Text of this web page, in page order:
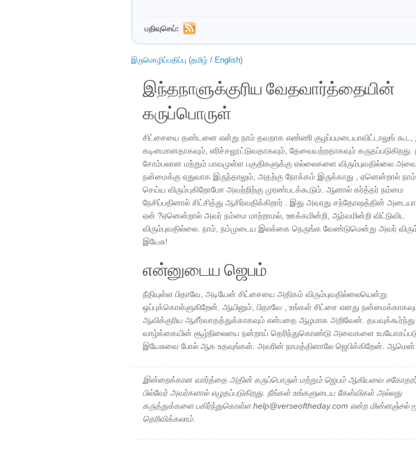
பதிவுசெய்:
இருமொழிப்பதிப்பு (தமிழ் / English)
இந்தநாளுக்குரிய வேதவார்த்தையின்
கருப்பொருள்
சிட்சையை தண்டனை என்று நாம் தவறாக எண்ணி குழப்பமடையாவிட்டாலுங் கூட,
கடினமானதாகவும், எரிச்சலூட்டுவதாகவும், தேவையற்றதாகவும் கருதப்படுகிறது.
சோம்பலான மற்றும் பாவமுள்ள பகுதிகளுக்கு எல்லைகளை விரும்புவதில்லை
நன்மைக்கு ஏதுவாக இருந்தாலும், அதற்கு நோக்கம் இருக்காது , ஏனென்றால்
செய்ய விரும்புகிறோமோ அவற்றிற்கு முரண்படக்கூடும். ஆனால் கர்த்தர் நம்மை
நேசிப்பதினால் சிட்சித்து ஆசிர்வதிக்கிறார் . இது அவரது சந்தோஷத்தின்
ஏன் ?ஏனென்றால் அவர் நம்மை மாற்றாமல், ஊக்கமின்றி, ஆர்வமின்றி விட்டுவிட
விரும்புவதில்லை. நாம், நம்முடைய இலக்கை நெருங்க வேண்டுமென்று அவர்
இயேசு!
என்னுடைய ஜெபம்
நீதியுள்ள பிதாவே, அடியேன் சிட்சையை அதிகம் விரும்புவதில்லையென்று
ஒப்புக்கொள்ளுகிறேன். ஆயினும், பிதாவே , உங்கள் சிட்சை எனது
ஆவிக்குரிய ஆசீர்வாதத்துக்காகவும் என்பதை ஆழமாக அறிவேன். தயவுக்கூர்ந்து
வாழ்க்கையின் சூழ்நிலையை நன்றாய் தெரிந்துகொண்டு அவைகளை
இயேசுவை போல் ஆக உதவுங்கள். அவரின் நாமத்தினாலே ஜெபிக்கிறேன். ஆமென்.
இன்றைக்கான வார்த்தை அதின் கருப்பொருள் மற்றும் ஜெபம் ஆகியவை
பில்வேர் அவர்களால் எழுதப்படுகிறது. நீங்கள் உங்களுடைய கேள்விகள் அல்லது
கருத்துக்களை பகிர்ந்துகொள்ள help@verseoftheday.com என்ற மின்னஞ்சல்
தெரிவிக்கலாம்.